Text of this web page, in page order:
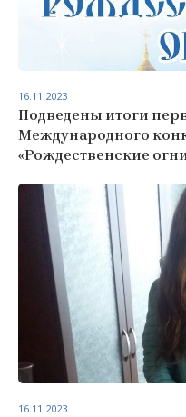
Подведены итоги
Международного
«Рождественские
16.11.2023
16.11.2023